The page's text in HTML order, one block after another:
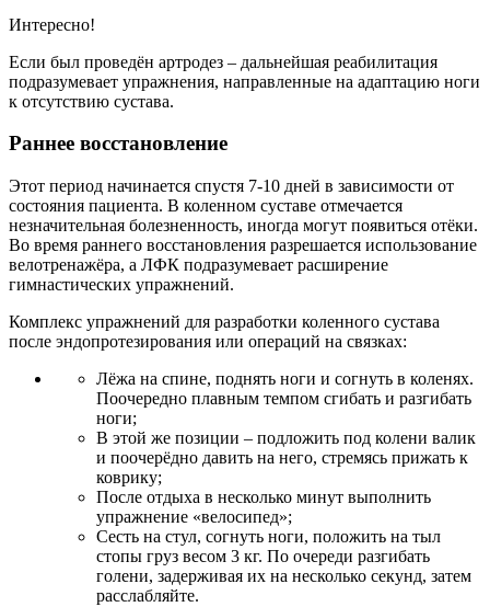
Интересно!
Если был проведён артродез – дальнейшая реабилитация
подразумевает упражнения, направленные на адаптацию ноги
к отсутствию сустава.
Раннее восстановление
Этот период начинается спустя 7-10 дней в зависимости от
состояния пациента. В коленном суставе отмечается
незначительная болезненность, иногда могут появиться отёки.
Во время раннего восстановления разрешается использование
велотренажёра, а ЛФК подразумевает расширение
гимнастических упражнений.
Комплекс упражнений для разработки коленного сустава
после эндопротезирования или операций на связках:
Лёжа на спине, поднять ноги и согнуть в коленях.
Поочередно плавным темпом сгибать и разгибать
ноги;
В этой же позиции – подложить под колени валик
и поочерёдно давить на него, стремясь прижать к
коврику;
После отдыха в несколько минут выполнить
упражнение «велосипед»;
Сесть на стул, согнуть ноги, положить на тыл
стопы груз весом 3 кг. По очереди разгибать
голени, задерживая их на несколько секунд, затем
расслабляйте.